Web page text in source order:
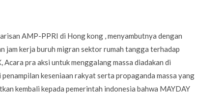
AMP-PPRI di Hong kong , menyambutnya dengan
jam kerja buruh migran sektor rumah tangga terhadap
pra aksi untuk menggalang massa diadakan di
keseniaan rakyat serta propaganda massa yang
kembali kepada pemerintah indonesia bahwa MAYDAY